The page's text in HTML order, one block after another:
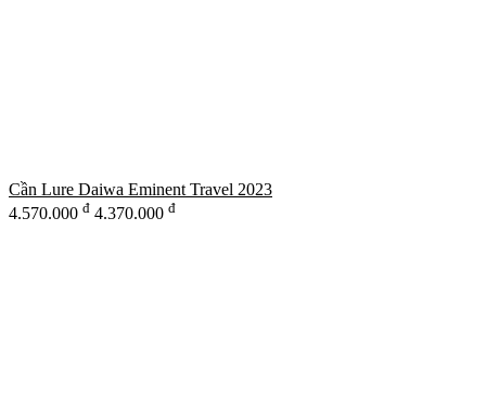
Cần Lure Daiwa Eminent Travel 2023
4.570.000 đ 4.370.000 đ